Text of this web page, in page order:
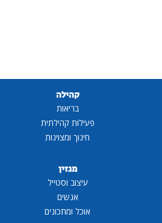
קהילה
בריאות
פעילות קהילתית
חינוך ומצוינות
מגזין
עיצוב וסטייל
אנשים
אוכל ומתכונים